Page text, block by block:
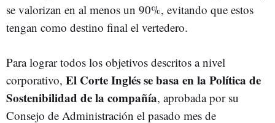
se valorizan en al menos un 90%, evitando que estos
tengan como destino final el vertedero.
Para lograr todos los objetivos descritos a nivel
corporativo, El Corte Inglés se basa en la Política de
Sostenibilidad de la compañía, aprobada por su
Consejo de Administración el pasado mes de